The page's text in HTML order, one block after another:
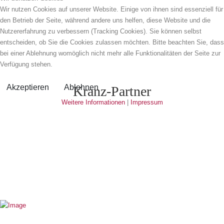
Kranz-Partner
Wir nutzen Cookies auf unserer Website. Einige von ihnen sind essenziell für
den Betrieb der Seite, während andere uns helfen, diese Website und die
Nutzererfahrung zu verbessern (Tracking Cookies). Sie können selbst
entscheiden, ob Sie die Cookies zulassen möchten. Bitte beachten Sie, dass
bei einer Ablehnung womöglich nicht mehr alle Funktionalitäten der Seite zur
Verfügung stehen.
Akzeptieren Ablehnen
Weitere Informationen| Impressum